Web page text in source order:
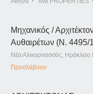
Μηχανικός /
Αυθαιρέτων (Ν. 4495/
Νέα Αλικαρνασσός, Ηράκλειο
Προσλάβουν